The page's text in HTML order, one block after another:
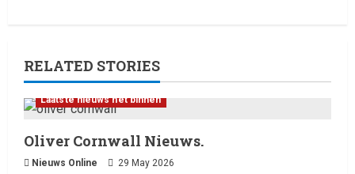
RELATED STORIES
Laatste nieuws net binnen
Oliver Cornwall Nieuws.
Nieuws Online 29 May 2026